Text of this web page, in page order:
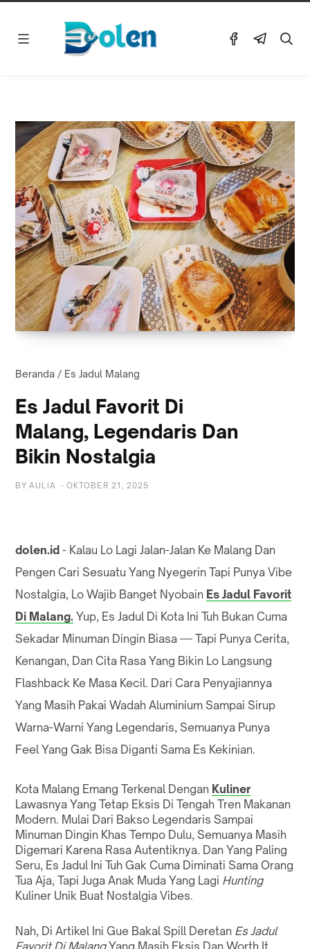
Beranda / Es Jadul Malang
Es Jadul Favorit Di
Malang, Legendaris Dan
Bikin Nostalgia
BY AULIA - OKTOBER 21, 2025
dolen.id - Kalau Lo Lagi Jalan-Jalan Ke Malang Dan
Pengen Cari Sesuatu Yang Nyegerin Tapi Punya Vibe
Nostalgia, Lo Wajib Banget Nyobain Es Jadul Favorit
Di Malang. Yup, Es Jadul Di Kota Ini Tuh Bukan Cuma
Sekadar Minuman Dingin Biasa — Tapi Punya Cerita,
Kenangan, Dan Cita Rasa Yang Bikin Lo Langsung
Flashback Ke Masa Kecil. Dari Cara Penyajiannya
Yang Masih Pakai Wadah Aluminium Sampai Sirup
Warna-Warni Yang Legendaris, Semuanya Punya
Feel Yang Gak Bisa Diganti Sama Es Kekinian.
Kota Malang Emang Terkenal Dengan Kuliner
Lawasnya Yang Tetap Eksis Di Tengah Tren Makanan
Modern. Mulai Dari Bakso Legendaris Sampai
Minuman Dingin Khas Tempo Dulu, Semuanya Masih
Digemari Karena Rasa Autentiknya. Dan Yang Paling
Seru, Es Jadul Ini Tuh Gak Cuma Diminati Sama Orang
Tua Aja, Tapi Juga Anak Muda Yang Lagi Hunting
Kuliner Unik Buat Nostalgia Vibes.
Nah, Di Artikel Ini Gue Bakal Spill Deretan Es Jadul